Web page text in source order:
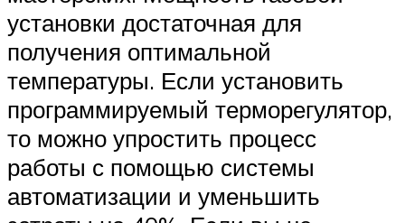
установки достаточная для
получения оптимальной
температуры. Если установить
программируемый терморегулятор,
то можно упростить процесс
работы с помощью системы
автоматизации и уменьшить